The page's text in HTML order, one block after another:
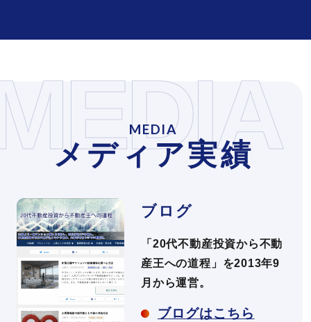
MEDIA
メディア実績
ブログ
「20代不動産投資から不動
産王への道程」を2013年9
月から運営。
ブログはこちら